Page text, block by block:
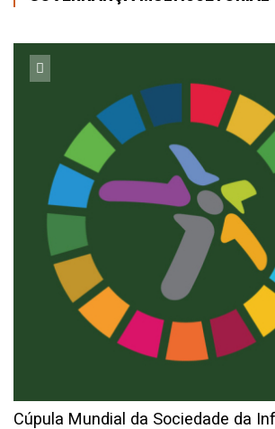
Cúpula Mundial da Sociedade da